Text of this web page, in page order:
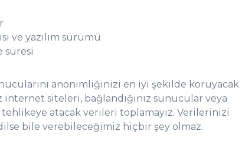
ve yazılım sürümü
süresi
anonimliğinizi en iyi şekilde koruyacak
internet siteleri, bağlandığınız sunucular veya
atacak verileri toplamayız. Verilerinizi
bile verebileceğimiz hiçbir şey olmaz.